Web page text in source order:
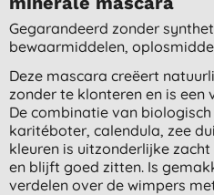
Gegarandeerd zonder
bewaarmiddelen,
Deze mascara creëert
zonder te klonteren en is
De combinatie van
karitéboter, calendula, zee
kleuren is uitzonderlijke
en blijft goed zitten. Is
verdelen over de wimpers